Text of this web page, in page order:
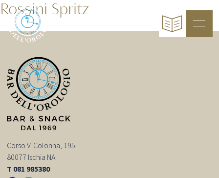
Rossini Spritz
Corso V. Colonna, 195
80077 Ischia NA
T 081 985380